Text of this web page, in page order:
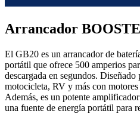
Arrancador
El GB20 es un arrancador de
portátil que ofrece 500 amperios
descargada en segundos.
motocicleta, RV y más con motores
Además, es un potente
una fuente de energía portátil para